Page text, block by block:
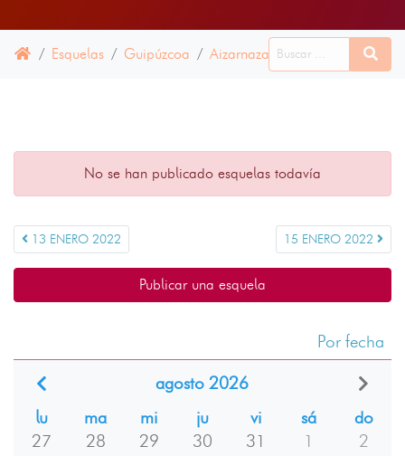
Esquelas Guipúzcoa Aizarnazabal 14 ENERO
No se han publicado esquelas todavía
13 ENERO 2022 15 ENERO 2022
Publicar una esquela
Por fecha
agosto 2026
lu
ma mi ju vi sá
do
27
28 29 30 31 1
2